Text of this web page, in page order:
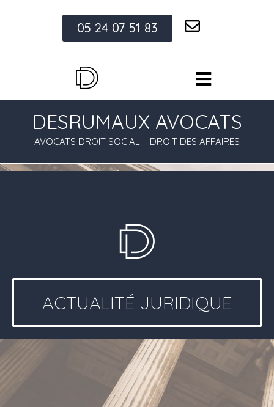
05 24 07 51 83
DESRUMAUX AVOCATS
AVOCATS DROIT SOCIAL – DROIT DES AFFAIRES
ACTUALITÉ JURIDIQUE